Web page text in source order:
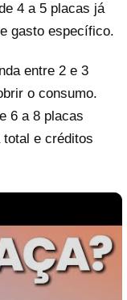
4 a 5 placas já
gasto específico.
entre 2 e 3
o consumo.
6 a 8 placas
e créditos